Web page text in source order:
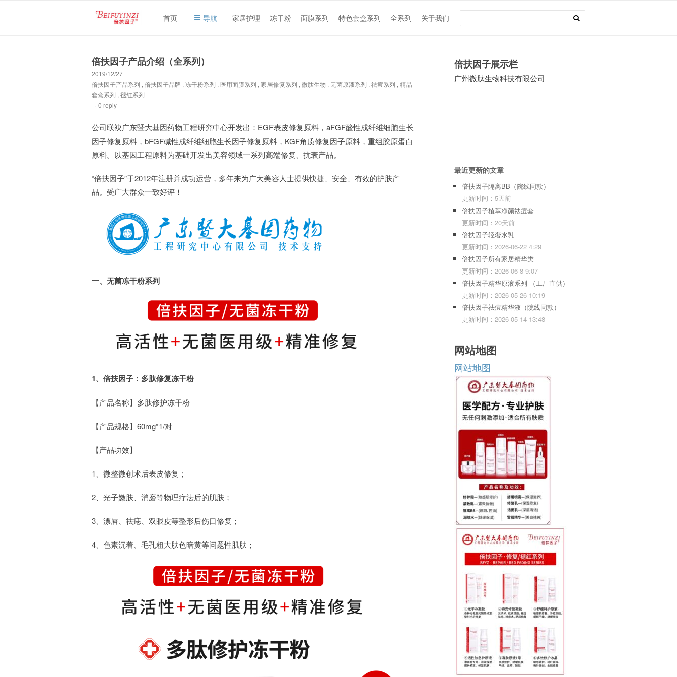
首页 导航 家居护理 冻干粉 面膜系列 特色套盒系列 全系列 关于我们
倍扶因子产品介绍（全系列）
2019/12/27 ·
倍扶因子产品系列 , 倍扶因子品牌 , 冻干粉系列 , 医用面膜系列 , 家居修复系列 , 微肽生物 , 无菌原液系列 , 祛痘系列 , 精品
套盒系列 , 褪红系列
· 0 reply
公司联袂广东暨大基因药物工程研究中心开发出：EGF表皮修复原料，aFGF酸性成纤维细胞生长
因子修复原料，bFGF碱性成纤维细胞生长因子修复原料，KGF角质修复因子原料，重组胶原蛋白
原料。以基因工程原料为基础开发出美容领域一系列高端修复、抗衰产品。
“倍扶因子”于2012年注册并成功运营，多年来为广大美容人士提供快捷、安全、有效的护肤产
品。受广大群众一致好评！
一、无菌冻干粉系列
1、倍扶因子： 多肽修复冻干粉
【产品名称】多肽修护冻干粉
【产品规格】60mg*1/对
【产品功效】
1、微整微创术后表皮修复；
2、光子嫩肤、消磨等物理疗法后的肌肤；
3、漂唇、祛痣、双眼皮等整形后伤口修复；
4、色素沉着、毛孔粗大肤色暗黄等问题性肌肤；
倍扶因子展示栏
广州微肽生物科技有限公司
最近更新的文章
倍扶因子隔离BB（院线同款）
更新时间： 5天前
倍扶因子植萃净颜祛痘套
更新时间： 20天前
倍扶因子轻奢水乳
更新时间： 2026-06-22 4:29
倍扶因子所有家居精华类
更新时间： 2026-06-8 9:07
倍扶因子精华原液系列 （工厂直供）
更新时间： 2026-05-26 10:19
倍扶因子祛痘精华液（院线同款）
更新时间： 2026-05-14 13:48
网站地图
网站地图